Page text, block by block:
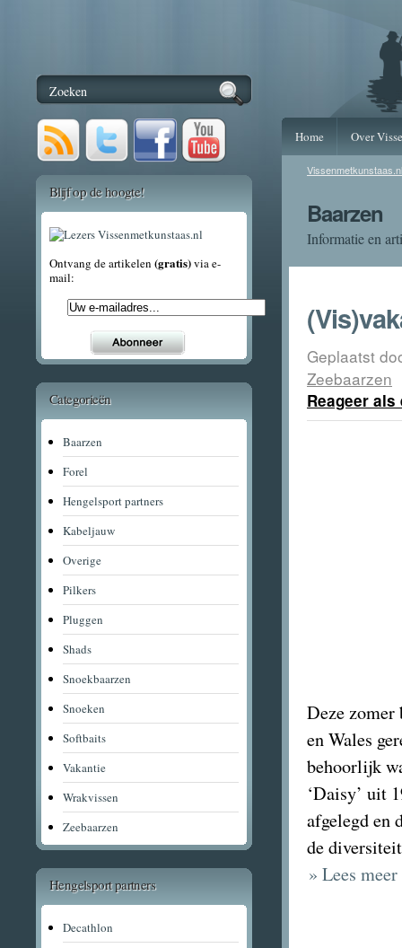
Home Over
Vissenmetkunstaas.nl
Baarzen
Informatie en
Geplaatst
Zeebaarzen
Reageer
Deze zomer
en Wales
behoorlijk
‘Daisy’ uit
afgelegd en
de
» Lees
Blijf op de hoogte!
Ontvang de artikelen (gratis)via e-
mail:
Categorieën
Baarzen
Forel
Hengelsport partners
Kabeljauw
Overige
Pilkers
Pluggen
Shads
Snoekbaarzen
Snoeken
Softbaits
Vakantie
Wrakvissen
Zeebaarzen
Hengelsport partners
Decathlon